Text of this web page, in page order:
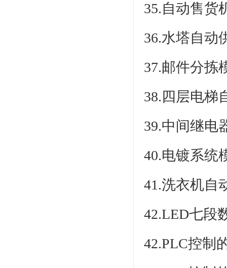
35.自动售货
36.水塔自动
37.邮件分拣
38.四层电梯
39.中间继电
40.电镀系统
41.洗衣机自
42.LED七段
42.PLC控制